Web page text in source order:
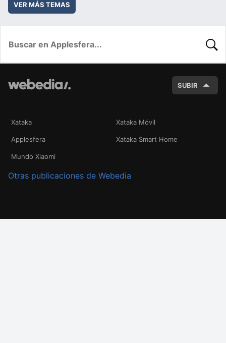
VER MÁS TEMAS
SUBIR
Xataka Xataka Móvil
Applesfera Xataka Smart Home
Mundo Xiaomi
Otras publicaciones de Webedia